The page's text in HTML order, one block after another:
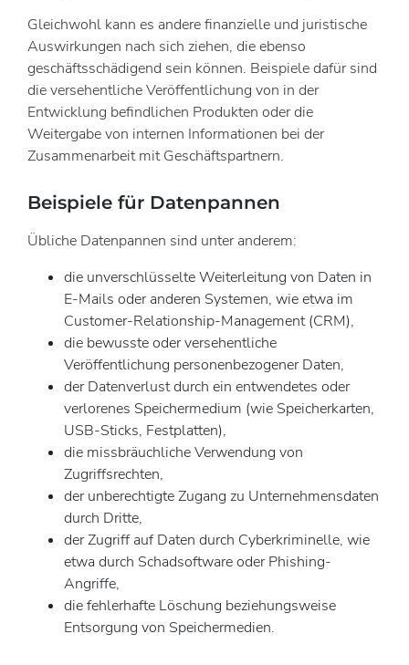
Gleichwohl kann es andere finanzielle und juristische
Auswirkungen nach sich ziehen, die ebenso
geschäftsschädigend sein können. Beispiele dafür sind
die versehentliche Veröffentlichung von in der
Entwicklung befindlichen Produkten oder die
Weitergabe von internen Informationen bei der
Zusammenarbeit mit Geschäftspartnern.
Beispiele für Datenpannen
Übliche Datenpannen sind unter anderem:
die unverschlüsselte Weiterleitung von Daten in
E-Mails oder anderen Systemen, wie etwa im
Customer-Relationship-Management (CRM),
die bewusste oder versehentliche
Veröffentlichung personenbezogener Daten,
der Datenverlust durch ein entwendetes oder
verlorenes Speichermedium (wie Speicherkarten,
USB-Sticks, Festplatten),
die missbräuchliche Verwendung von
Zugriffsrechten,
der unberechtigte Zugang zu Unternehmensdaten
durch Dritte,
der Zugriff auf Daten durch Cyberkriminelle, wie
etwa durch Schadsoftware oder Phishing-
Angriffe,
die fehlerhafte Löschung beziehungsweise
Entsorgung von Speichermedien.